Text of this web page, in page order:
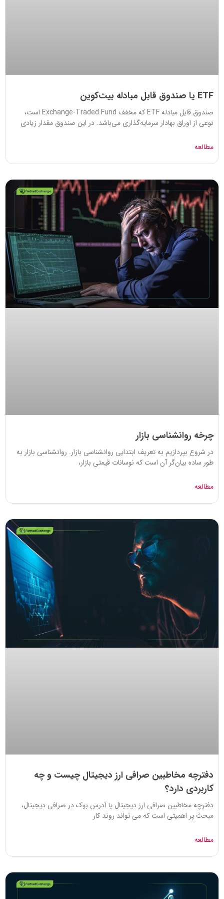
ETF یا صندوق قابل مبادله بیت‌کوین
صندوق قابل مبادله ETF که مخفف Exchange-Traded Fund است،
نوعی از اوراق بهادار سرمایه‌گذاری می‌باشد. در این صندوق مقدار زیادی
مطالعه
چرخه روانشناسی بازار
در شروع بپردازیم به تعریف ابتدایی روانشناسی بازار. روانشناسی بازار به
طور ساده بیان‌گر آن است که نوسانات قیمتی بازار،
مطالعه
دفترچه مخاطبین صرافی ارز دیجیتال چیست و چه
کاربردی دارد؟
دفترچه مخاطبین صرافی ارز دیجیتال یا آدرس بوک در صرافی دیجیتال،
مبحث پر اهمیتی است که می تواند روند کار
مطالعه